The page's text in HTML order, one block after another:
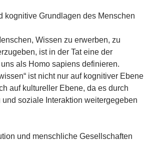
kognitive Grundlagen des Menschen
Wissen zu erwerben, zu
ist in der Tat eine der
als Homo sapiens definieren.
ist nicht nur auf kognitiver Ebene
auf kultureller Ebene, da es durch
soziale Interaktion weitergegeben
und menschliche Gesellschaften